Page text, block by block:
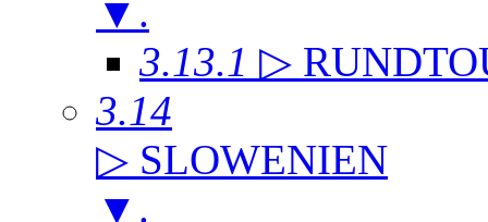
▼ .
3.13.1 ▷
3.14
▷ SLOWENIEN
▼ .